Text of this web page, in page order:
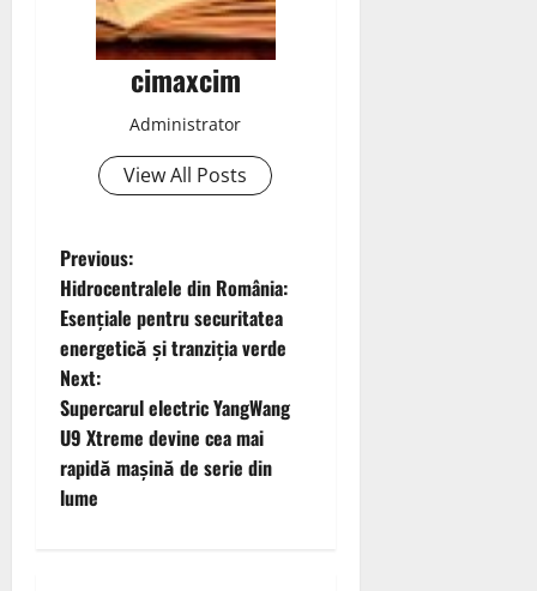
cimaxcim
Administrator
View All Posts
P
o
s
t
n
a
Previous:
Hidrocentralele din România:
Esențiale pentru securitatea
energetică și tranziția verde
Next:
Supercarul electric YangWang
U9 Xtreme devine cea mai
rapidă mașină de serie din
lume